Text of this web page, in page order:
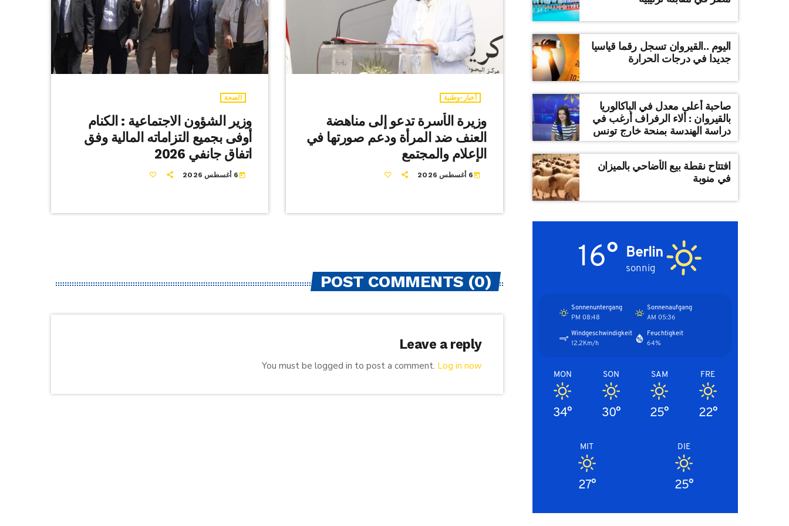
الصحة
وزير الشؤون الاجتماعية : الكنام
أوفى بجميع التزاماته المالية وفق
اتفاق جانفي 2026
today6 أغسطس 2026
أخبار-وطنية
وزيرة الأسرة تدعو إلى مناهضة
العنف ضد المرأة ودعم صورتها في
الإعلام والمجتمع
today6 أغسطس 2026
POST COMMENTS (0)
Leave a reply
You must be logged in to post a comment. Log in now
اليوم ..القيروان تسجل رقما قياسيا
جديدا في درجات الحرارة
صاحبة أعلى معدل في الباكالوريا
بالقيروان : ألاء الرفراف أرغب في
دراسة الهندسة بمنحة خارج تونس
افتتاح نقطة بيع الأضاحي بالميزان
في منوبة
Berlin
sonnig
16°
Sonnenaufgang
05:36 AM
Sonnenuntergang
08:48 PM
Feuchtigkeit
64%
Windgeschwindigkeit
12.2Km/h
FRE
22°
SAM
25°
SON
30°
MON
34°
DIE
25°
MIT
27°